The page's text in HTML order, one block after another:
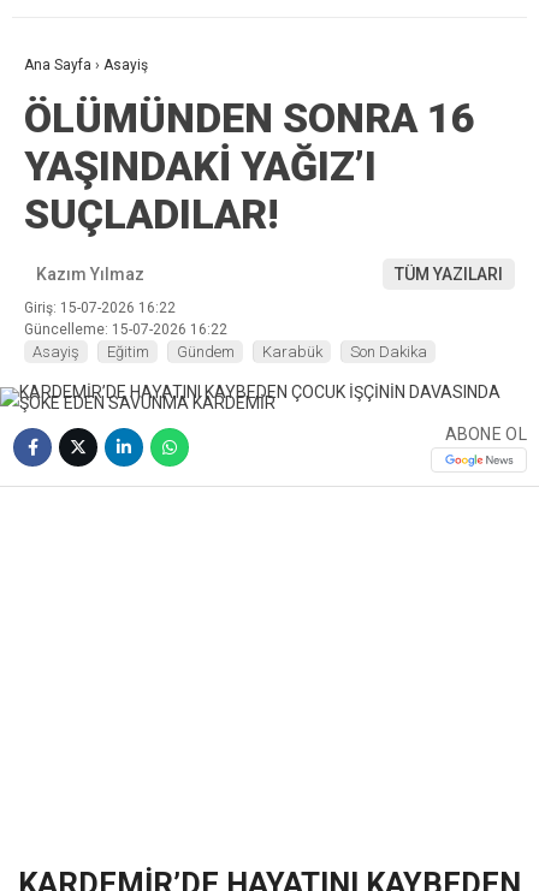
Ana Sayfa › Asayiş
ÖLÜMÜNDEN SONRA 16
YAŞINDAKİ YAĞIZ’I
SUÇLADILAR!
Kazım Yılmaz TÜM YAZILARI
Giriş: 15-07-2026 16:22
Güncelleme: 15-07-2026 16:22
Asayiş Eğitim Gündem Karabük Son Dakika
ABONE OL
KARDEMİR’DE HAYATINI KAYBEDEN